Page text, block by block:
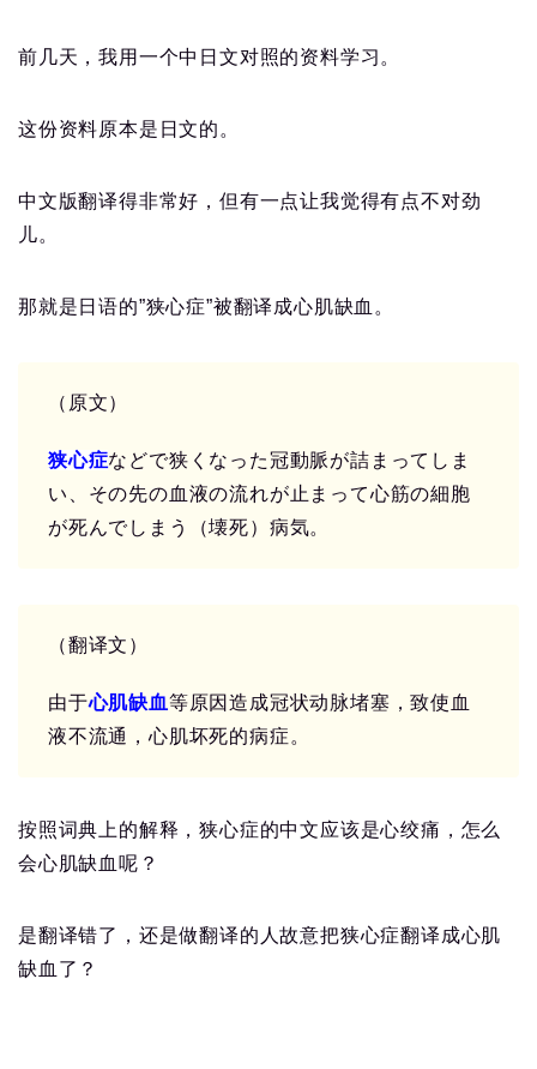
前几天，我用一个中日文对照的资料学习。
这份资料原本是日文的。
中文版翻译得非常好，但有一点让我觉得有点不对劲
儿。
那就是日语的”狭心症”被翻译成心肌缺血。
（原文）
狭心症などで狭くなった冠動脈が詰まってしま
い、その先の血液の流れが止まって心筋の細胞
が死んでしまう（壊死）病気。
（翻译文）
由于心肌缺血等原因造成冠状动脉堵塞，致使血
液不流通，心肌坏死的病症。
按照词典上的解释，狭心症的中文应该是心绞痛，怎么
会心肌缺血呢？
是翻译错了，还是做翻译的人故意把狭心症翻译成心肌
缺血了？